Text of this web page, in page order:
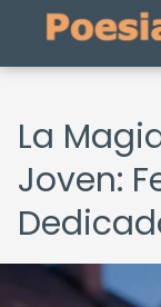
La
Joven: